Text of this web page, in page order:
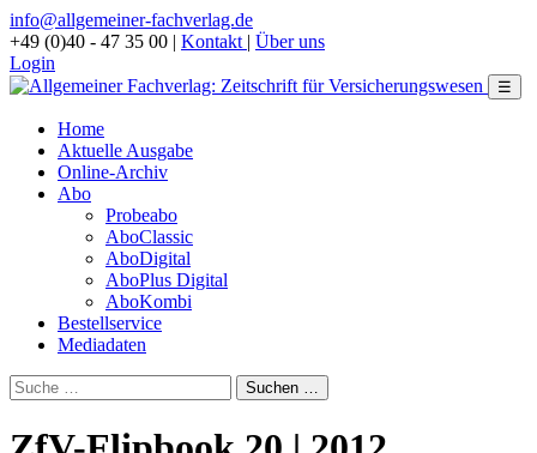
info@allgemeiner-fachverlag.de
+49 (0)40 - 47 35 00 | Kontakt | Über uns
Login
☰
Home
Aktuelle Ausgabe
Online-Archiv
Abo
Probeabo
AboClassic
AboDigital
AboPlus Digital
AboKombi
Bestellservice
Mediadaten